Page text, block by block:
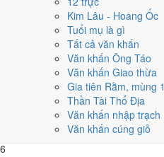
Kim Lâu - Hoang Ốc
Tuổi mụ là gì
Tất cả văn khấn
Văn khấn Ông Táo
Văn khấn Giao thừa
Gia tiên Rằm, mùng 1
Thần Tài Thổ Địa
Văn khấn nhập trạch
Văn khấn cúng giỗ
Tháng 1 âm (Giáp Dần)
Tháng 2 âm (Ất Mão)
Tháng 4 âm (Đinh Tỵ)
6